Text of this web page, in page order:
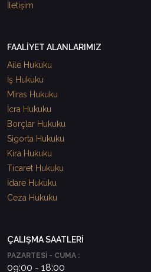
İletişim
FAALİYET ALANLARIMIZ
Aile Hukuku
İş Hukuku
Miras Hukuku
İcra Hukuku
Borçlar Hukuku
Sigorta Hukuku
Kira Hukuku
Ticaret Hukuku
İdare Hukuku
Ceza Hukuku
ÇALIŞMA SAATLERİ
PAZARTESİ - CUMA :
09:00 - 18:00